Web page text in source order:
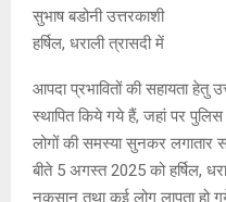
सुभाष बडोनी उत्तरकाशी
हर्षिल, धराली त्रासदी में
आपदा प्रभावितों की सहायता हेतु
स्थापित किये गये हैं, जहां पर पुलिस
लोगों की समस्या सुनकर लगातार
बीते 5 अगस्त 2025 को हर्षिल,
नुकसान तथा कई लोग लापता हो